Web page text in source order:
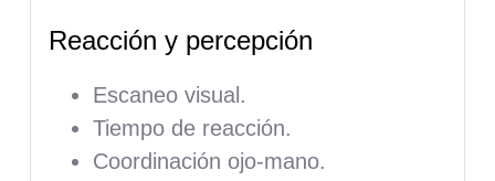
Reacción y percepción
Escaneo visual.
Tiempo de reacción.
Coordinación ojo-mano.